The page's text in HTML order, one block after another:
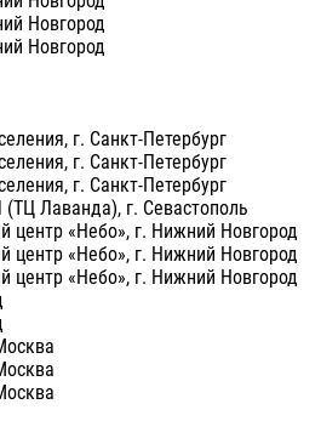
Новгород
Новгород
г. Санкт-Петербург
г. Санкт-Петербург
г. Санкт-Петербург
(ТЦ Лаванда), г. Севастополь
центр «Небо», г. Нижний Новгород
центр «Небо», г. Нижний Новгород
центр «Небо», г. Нижний Новгород